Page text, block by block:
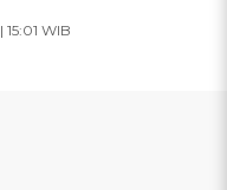
| 15:01 WIB